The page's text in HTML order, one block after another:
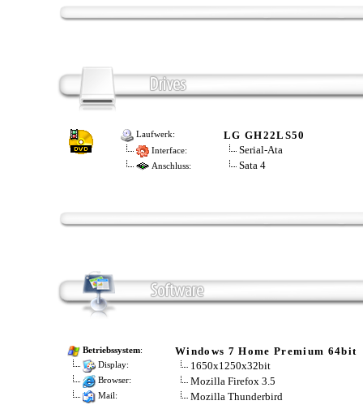
Laufwerk: LG GH22LS50
Interface: Serial-Ata
Anschluss: Sata 4
Betriebssystem: Windows 7 Home Premium 64bit
Display: 1650x1250x32bit
Browser: Mozilla Firefox 3.5
Mail: Mozilla Thunderbird